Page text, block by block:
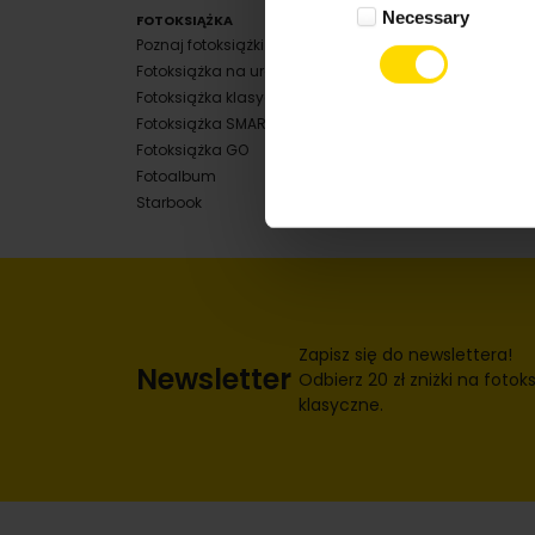
Necessary
FOTOKSIĄŻKA
Poznaj fotoksiążki
Fotoksiążka na urodziny
Fotoksiążka klasyczna
Fotoksiążka SMART
Fotoksiążka GO
Fotoalbum
Starbook
WYWOŁYWANIE ZDJĘĆ
Poznaj odbitki
Memorki z gadżetami
Newsletter
Zapisz się do newslettera!
Odbierz 20 zł zniżki na
klasyczne.